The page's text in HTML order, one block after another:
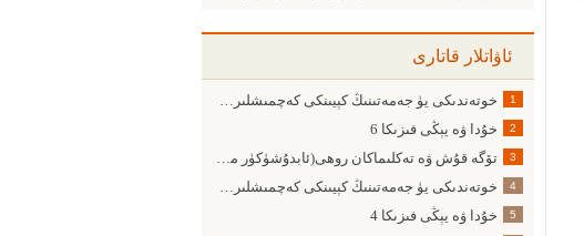
ئاۋاتلار قاتارى
1 خوتەندىكى يۈ جەمەتىنىڭ كېيىنكى كەچمىشلىرى (11- مۇھەممەت يۈ شۇنچىڭ كېرى
2 خۇدا ۋە يېڭى فىزىكا 6
3 تۆگە قۇش ۋە تەكلىماكان روھى(ئابدۇشۈكۈر مۇھەممەتئىمىن)
4 خوتەندىكى يۈ جەمەتىنىڭ كېيىنكى كەچمىشلىرى (14- يېڭى ھۆكۈمەت)
5 خۇدا ۋە يېڭى فىزىكا 4